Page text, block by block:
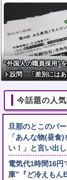
“外国人の職員採用”
ト設問 「差別にはあ
今話題の人
旦那のとこのパ
「あんな物(昼
い！」と言い出
電気代1時間16円
庫”『ど冷えもん